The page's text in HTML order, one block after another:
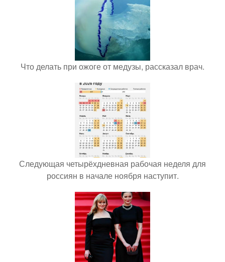
Что делать при ожоге от медузы, рассказал врач.
Следующая четырёхдневная рабочая неделя для
россиян в начале ноября наступит.